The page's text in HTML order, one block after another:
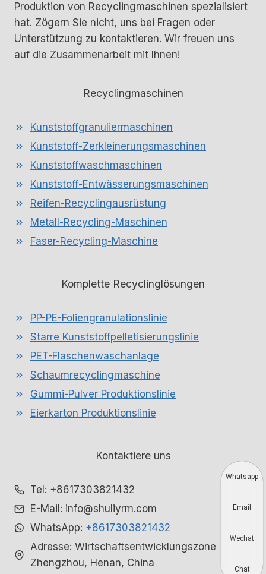
Produktion von Recyclingmaschinen spezialisiert
hat. Zögern Sie nicht, uns bei Fragen oder
Unterstützung zu kontaktieren. Wir freuen uns
auf die Zusammenarbeit mit Ihnen!
Recyclingmaschinen
Kunststoffgranuliermaschinen
Kunststoff-Zerkleinerungsmaschinen
Kunststoffwaschmaschinen
Kunststoff-Entwässerungsmaschinen
Reifen-Recyclingausrüstung
Metall-Recycling-Maschinen
Faser-Recycling-Maschine
Komplette Recyclinglösungen
PP-PE-Foliengranulationslinie
Starre Kunststoffpelletisierungslinie
PET-Flaschenwaschanlage
Schaumrecyclingmaschine
Gummi-Pulver Produktionslinie
Eierkarton Produktionslinie
Kontaktiere uns
Tel: +8617303821432
E-Mail: info@shuliyrm.com
WhatsApp: +8617303821432
Adresse: Wirtschaftsentwicklungszone
Zhengzhou, Henan, China
Whatsapp
Email
Wechat
Chat